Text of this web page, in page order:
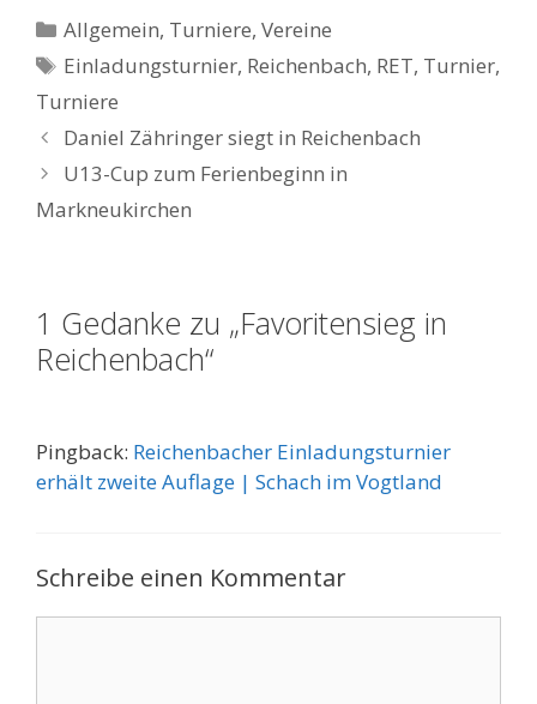
Kategorien
Allgemein, Turniere,Vereine
Schlagwörter
Einladungsturnier, Reichenbach, RET, Turnier,
Turniere
Daniel Zähringer siegt in Reichenbach
U13-Cup zum Ferienbeginn in
Markneukirchen
1 Gedanke zu „Favoritensieg in
Reichenbach“
Pingback: Reichenbacher Einladungsturnier
erhält zweite Auflage | Schach im Vogtland
Schreibe einen Kommentar